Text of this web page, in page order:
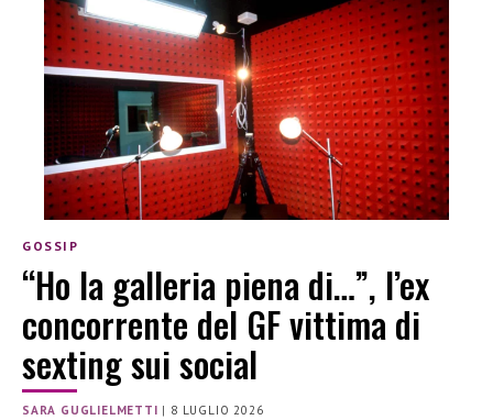
GOSSIP
“Ho la galleria piena di…”, l’ex
concorrente del GF vittima di
sexting sui social
SARA GUGLIELMETTI | 8 LUGLIO 2026